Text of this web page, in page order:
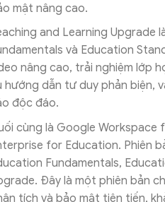
mật nâng cao.
and Learning Upgrade
và Education
nâng cao, trải nghiệm lớp
hướng dẫn tư duy phản biện,
độc đáo.
cùng là Google Workspace
for Education. Phiên
Fundamentals,
Đây là một phiên bản
tích và bảo mật tiên tiến,